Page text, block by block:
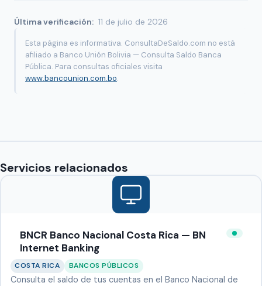
Última verificación: 11 de julio de 2026
Esta página es informativa. ConsultaDeSaldo.com no está
afiliado a Banco Unión Bolivia — Consulta Saldo Banca
Pública. Para consultas oficiales visita
www.bancounion.com.bo.
Servicios relacionados
BNCR Banco Nacional Costa Rica — BN
Internet Banking
COSTA RICA BANCOS PÚBLICOS
Consulta el saldo de tus cuentas en el Banco Nacional de